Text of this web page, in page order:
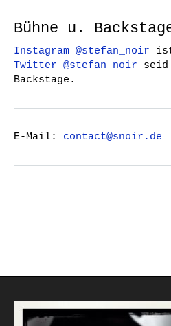
Bühne u.
Instagram @stefan_noir
Twitter @stefan_noir
Backstage.
E-Mail: contact@snoir.de